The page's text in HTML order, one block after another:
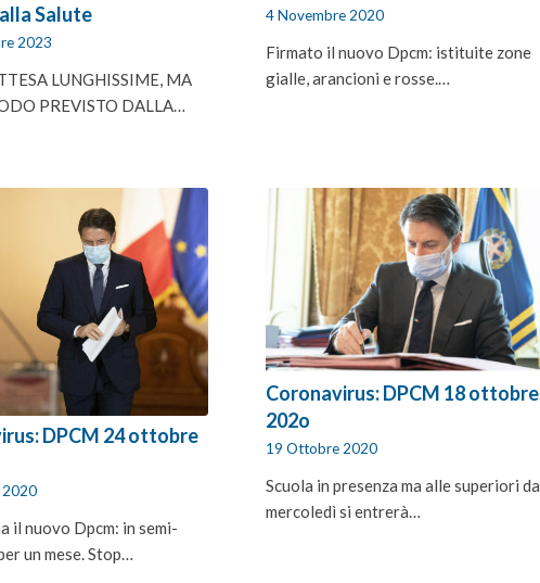
Salute
2023
LUNGHISSIME, MA
PREVISTO DALLA…
4 Novembre 2020
Firmato il nuovo Dpcm: istituite zone
gialle, arancioni e rosse.…
DPCM 24 ottobre
il nuovo Dpcm: in semi-
un mese. Stop…
Coronavirus: DPCM 18 ottobre
202o
19 Ottobre 2020
Scuola in presenza ma alle superiori da
mercoledì si entrerà…